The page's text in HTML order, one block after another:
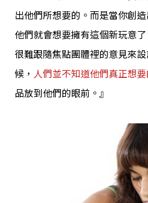
出他們所想要的。而是當你創
他們就會想要擁有這個新玩意
很難跟隨焦點團體裡的意見來
候， 人們並不知道他們真正想
品放到他們的眼前。』